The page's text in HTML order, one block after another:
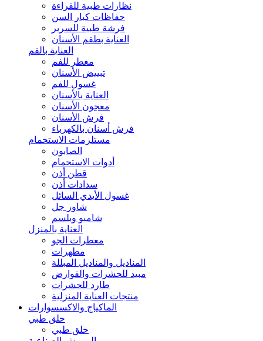
نظارات طبية للقراءة
حفاظات كبار السن
فرشة طبية للسرير
العناية بطقم الأسنان
العناية بالفم
معطر للفم
تبييض الأسنان
غسول للفم
العناية بالأسنان
معجون الأسنان
فرش الأسنان
فرش أسنان بالكهرباء
مستلزمات الاستحمام
الصابون
أدوات الاستحمام
قطن أذن
سدادات أذن
غسول الأيدي السائل
شاور جل
شامبو وبلسم
العناية بالمنزل
معطرات الجو
مطهرات
المناديل والمناديل المبللة
مبيد للحشرات والقوارض
طارد للحشرات
منتجات العناية المنزلية
الماكياج والاكسسوارات
حلق طبي
حلق طبي